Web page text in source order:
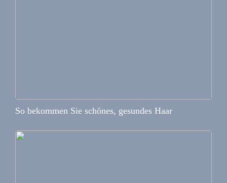
So bekommen Sie schönes, gesundes Haar